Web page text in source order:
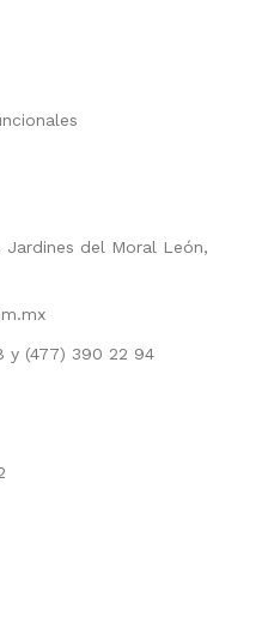
Jardines del Moral León,
y (477) 390 22 94